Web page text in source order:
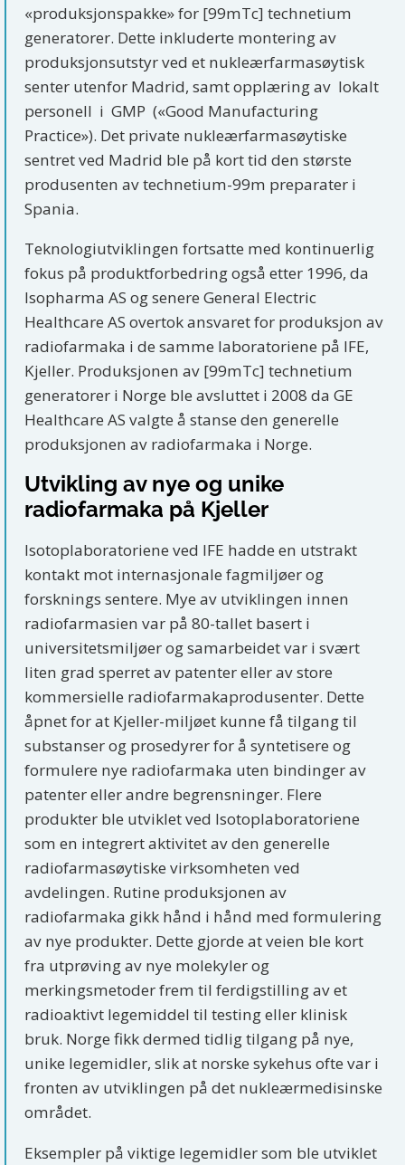
«produksjonspakke» for [99mTc] technetium
generatorer. Dette inkluderte montering av
produksjonsutstyr ved et nukleærfarmasøytisk
senter utenfor Madrid, samt opplæring av lokalt
personell i GMP («Good Manufacturing
Practice»). Det private nukleærfarmasøytiske
sentret ved Madrid ble på kort tid den største
produsenten av technetium-99m preparater i
Spania.
Teknologiutviklingen fortsatte med kontinuerlig
fokus på produktforbedring også etter 1996, da
Isopharma AS og senere General Electric
Healthcare AS overtok ansvaret for produksjon av
radiofarmaka i de samme laboratoriene på IFE,
Kjeller. Produksjonen av [99mTc] technetium
generatorer i Norge ble avsluttet i 2008 da GE
Healthcare AS valgte å stanse den generelle
produksjonen av radiofarmaka i Norge.
Utvikling av nye og unike
radiofarmaka på Kjeller
Isotoplaboratoriene ved IFE hadde en utstrakt
kontakt mot internasjonale fagmiljøer og
forsknings sentere. Mye av utviklingen innen
radiofarmasien var på 80-tallet basert i
universitetsmiljøer og samarbeidet var i svært
liten grad sperret av patenter eller av store
kommersielle radiofarmakaprodusenter. Dette
åpnet for at Kjeller-miljøet kunne få tilgang til
substanser og prosedyrer for å syntetisere og
formulere nye radiofarmaka uten bindinger av
patenter eller andre begrensninger. Flere
produkter ble utviklet ved Isotoplaboratoriene
som en integrert aktivitet av den generelle
radiofarmasøytiske virksomheten ved
avdelingen. Rutine produksjonen av
radiofarmaka gikk hånd i hånd med formulering
av nye produkter. Dette gjorde at veien ble kort
fra utprøving av nye molekyler og
merkingsmetoder frem til ferdigstilling av et
radioaktivt legemiddel til testing eller klinisk
bruk. Norge fikk dermed tidlig tilgang på nye,
unike legemidler, slik at norske sykehus ofte var i
fronten av utviklingen på det nukleærmedisinske
området.
Eksempler på viktige legemidler som ble utviklet